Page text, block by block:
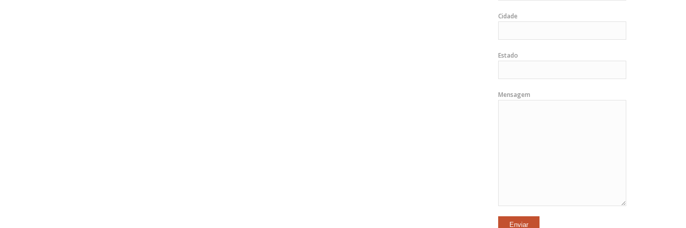
Cidade
Estado
Mensagem